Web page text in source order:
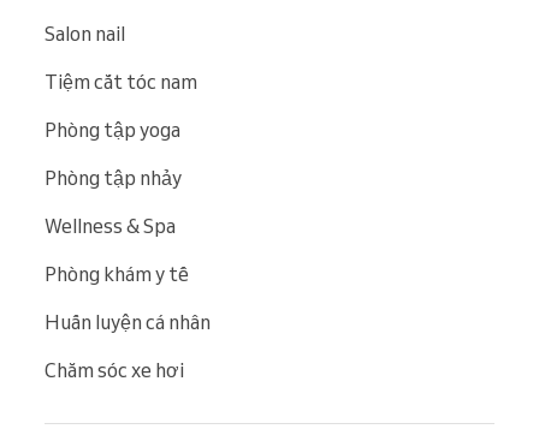
Salon nail
Tiệm cắt tóc nam
Phòng tập yoga
Phòng tập nhảy
Wellness & Spa
Phòng khám y tế
Huấn luyện cá nhân
Chăm sóc xe hơi